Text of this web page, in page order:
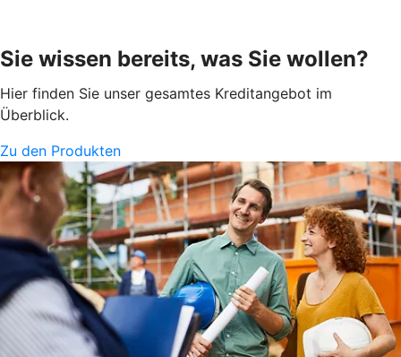
Sie wissen bereits, was Sie wollen?
Hier finden Sie unser gesamtes Kreditangebot im
Überblick.
Zu den Produkten